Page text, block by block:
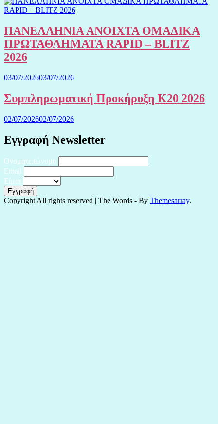
ΠΑΝΕΛΛΗΝΙΑ ΑΝΟΙΧΤΑ ΟΜΑΔΙΚΑ
ΠΡΩΤΑΘΛΗΜΑΤΑ RAPID – BLITZ
2026
03/07/202603/07/2026
Συμπληρωματική Προκήρυξη Κ20 2026
02/07/202602/07/2026
Εγγραφή Newsletter
Ονοματεπώνυμο
Email
Είμαι
Copyright All rights reserved | The Words - By Themesarray.